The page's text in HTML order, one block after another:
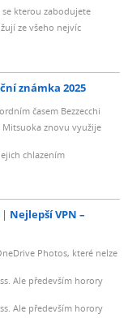
se kterou zabodujete
ze všeho nejvíc
známka 2025
časem Bezzecchi
znovu využije
chlazením
Nejlepší VPN –
Photos, které nelze
Ale především horory
Ale především horory